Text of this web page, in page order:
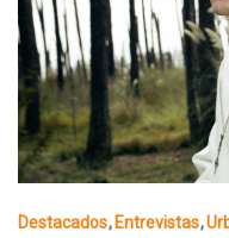
Destacados Entrevistas